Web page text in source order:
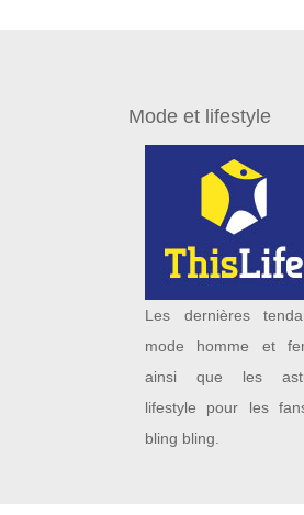
Mode et lifestyle
Les dernières
mode homme et
ainsi que les
lifestyle pour les
bling bling.